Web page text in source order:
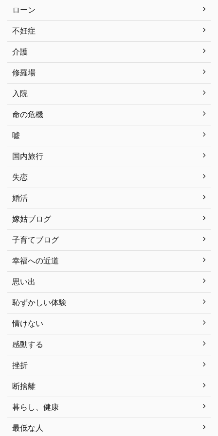
ローン
不妊症
介護
修羅場
入院
命の危機
嘘
国内旅行
失恋
婚活
嫁姑ブログ
子育てブログ
幸福への近道
思い出
恥ずかしい体験
情けない
感動する
挫折
断捨離
暮らし、健康
最低な人